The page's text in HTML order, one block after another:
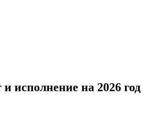
исполнение на 2026 год